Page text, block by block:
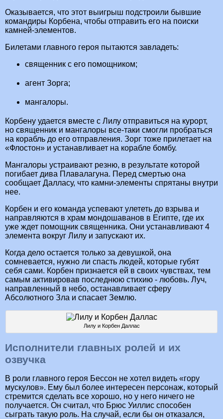
Оказывается, что этот выигрыш подстроили бывшие
командиры Корбена, чтобы отправить его на поиски
камней-элементов.
Билетами главного героя пытаются завладеть:
священник с его помощником;
агент Зорга;
мангалоры.
Корбену удается вместе с Лилу отправиться на курорт,
но священник и мангалоры все-таки смогли пробраться
на корабль до его отправления. Зорг тоже прилетает на
«Флостон» и устанавливает на корабле бомбу.
Мангалоры устраивают резню, в результате которой
погибает дива Плавалагуна. Перед смертью она
сообщает Далласу, что камни-элементы спрятаны внутри
нее.
Корбен и его команда успевают улететь до взрыва и
направляются в храм мондошаванов в Египте, где их
уже ждет помощник священника. Они устанавливают 4
элемента вокруг Лилу и запускают их.
Когда дело остается только за девушкой, она
сомневается, нужно ли спасть людей, которые губят
себя сами. Корбен признается ей в своих чувствах, тем
самым активировав последнюю стихию - любовь. Луч,
направленный в небо, останавливает сферу
Абсолютного Зла и спасает Землю.
Лилу и Корбен Даллас
Исполнители главных ролей и их
озвучка
В роли главного героя Бессон не хотел видеть «гору
мускулов». Ему был более интересен персонаж, который
стремится сделать все хорошо, но у него ничего не
получается. Он считал, что Брюс Уиллис способен
сыграть такую роль. На случай, если бы он отказался,